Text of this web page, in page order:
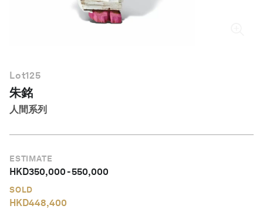
Lot125
朱銘
人間系列
ESTIMATE
HKD350,000-550,000
SOLD
HKD448,400